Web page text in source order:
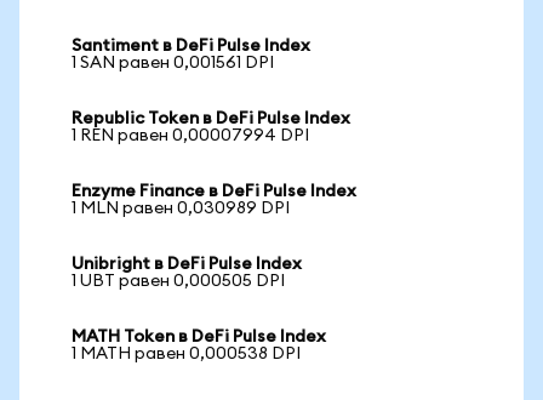
Santiment в DeFi Pulse Index
1 SAN равен 0,001561 DPI
Republic Token в DeFi Pulse Index
1 REN равен 0,00007994 DPI
Enzyme Finance в DeFi Pulse Index
1 MLN равен 0,030989 DPI
Unibright в DeFi Pulse Index
1 UBT равен 0,000505 DPI
MATH Token в DeFi Pulse Index
1 MATH равен 0,000538 DPI